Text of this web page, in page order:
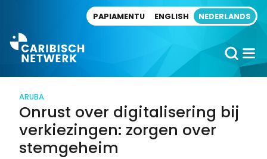
PAPIAMENTU ENGLISH NEDERLANDS
ARUBA
Onrust over digitalisering bij
verkiezingen: zorgen over
stemgeheim